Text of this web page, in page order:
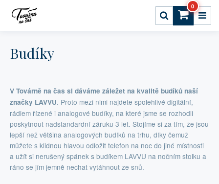
0
Budíky
V Továrně na čas si dáváme záležet na kvalitě budíků naší
značky LAVVU. Proto mezi nimi najdete spolehlivé digitální,
rádiem řízené i analogové budíky, na které jsme se rozhodli
poskytnout nadstandardní záruku 3 let. Stojíme si za tím, že jsou
lepší než většina analogových budíků na trhu, díky čemuž
můžete s klidnou hlavou odložit telefon na noc do jiné místnosti
a užít si nerušený spánek s budíkem LAVVU na nočním stolku a
ráno se jím jemně nechat vytáhnout ze snů.